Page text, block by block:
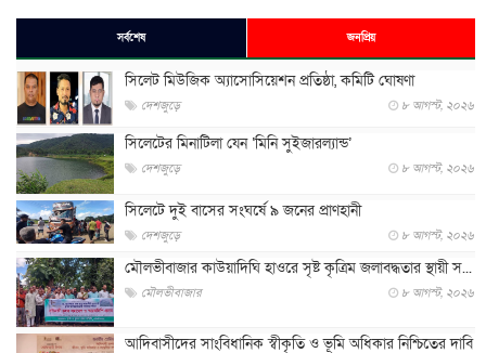
সর্বশেষ জনপ্রিয়
সিলেট মিউজিক অ্যাসোসিয়েশন প্রতিষ্ঠা, কমিটি ঘোষণা
দেশজুড়ে ৮ আগস্ট, ২০২৬
সিলেটের মিনাটিলা যেন ‘মিনি সুইজারল্যান্ড’
দেশজুড়ে ৮ আগস্ট, ২০২৬
সিলেটে দুই বাসের সংঘর্ষে ৯ জনের প্রাণহানী
দেশজুড়ে ৮ আগস্ট, ২০২৬
মৌলভীবাজার কাউয়াদিঘি হাওরে সৃষ্ট কৃত্রিম জলাবদ্ধতার স্থায়ী স...
মৌলভীবাজার ৮ আগস্ট, ২০২৬
আদিবাসীদের সাংবিধানিক স্বীকৃতি ও ভূমি অধিকার নিশ্চিতের দাবি